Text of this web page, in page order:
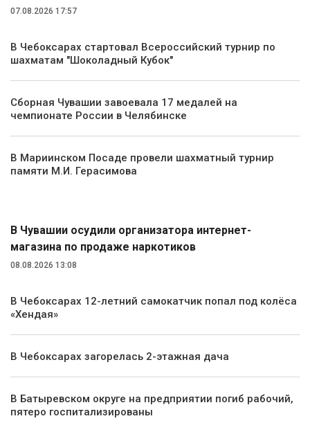
07.08.2026 17:57
В Чебоксарах стартовал Всероссийский турнир по
шахматам "Шоколадный Кубок"
Сборная Чувашии завоевала 17 медалей на
чемпионате России в Челябинске
В Мариинском Посаде провели шахматный турнир
памяти М.И. Герасимова
В Чувашии осудили организатора интернет-
магазина по продаже наркотиков
08.08.2026 13:08
В Чебоксарах 12-летний самокатчик попал под колёса
«Хендая»
В Чебоксарах загорелась 2-этажная дача
В Батыревском округе на предприятии погиб рабочий,
пятеро госпитализированы